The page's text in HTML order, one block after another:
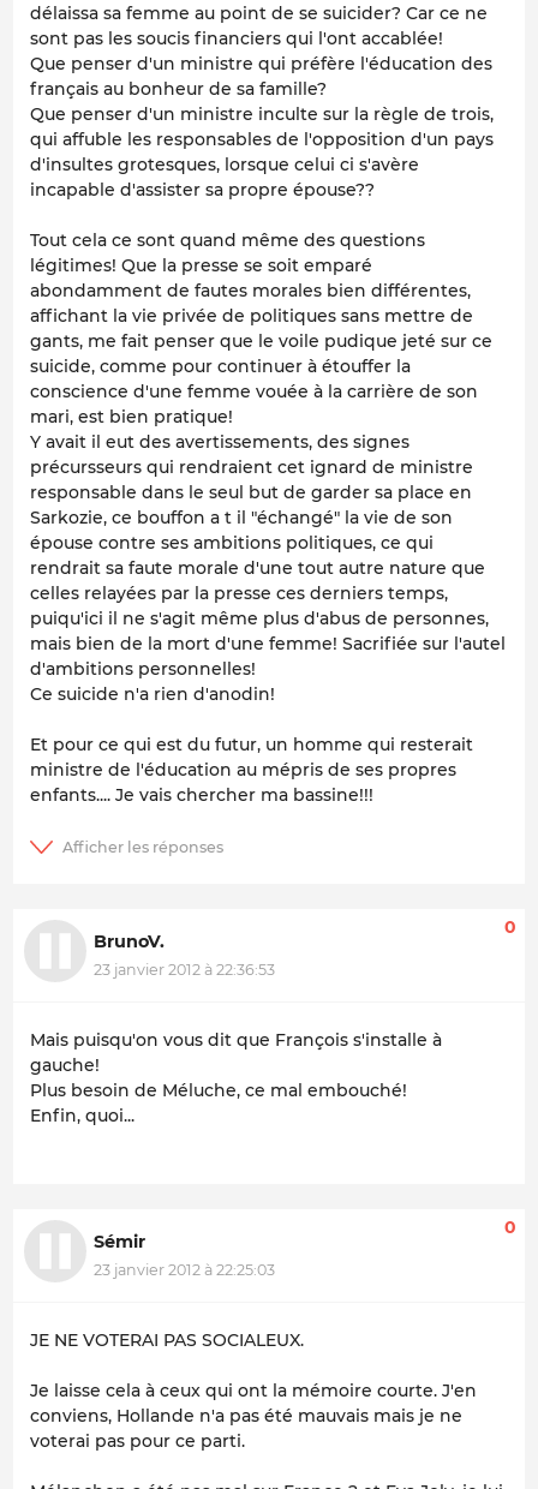
délaissa sa femme au point de se suicider? Car ce ne
sont pas les soucis financiers qui l'ont accablée!
Que penser d'un ministre qui préfère l'éducation des
français au bonheur de sa famille?
Que penser d'un ministre inculte sur la règle de trois,
qui affuble les responsables de l'opposition d'un pays
d'insultes grotesques, lorsque celui ci s'avère
incapable d'assister sa propre épouse??
Tout cela ce sont quand même des questions
légitimes! Que la presse se soit emparé
abondamment de fautes morales bien différentes,
affichant la vie privée de politiques sans mettre de
gants, me fait penser que le voile pudique jeté sur ce
suicide, comme pour continuer à étouffer la
conscience d'une femme vouée à la carrière de son
mari, est bien pratique!
Y avait il eut des avertissements, des signes
précursseurs qui rendraient cet ignard de ministre
responsable dans le seul but de garder sa place en
Sarkozie, ce bouffon a t il "échangé" la vie de son
épouse contre ses ambitions politiques, ce qui
rendrait sa faute morale d'une tout autre nature que
celles relayées par la presse ces derniers temps,
puiqu'ici il ne s'agit même plus d'abus de personnes,
mais bien de la mort d'une femme! Sacrifiée sur l'autel
d'ambitions personnelles!
Ce suicide n'a rien d'anodin!
Et pour ce qui est du futur, un homme qui resterait
ministre de l'éducation au mépris de ses propres
enfants.... Je vais chercher ma bassine!!!
BrunoV.
23 janvier 2012 à 22:36:53
0
Mais puisqu'on vous dit que François s'installe à
gauche!
Plus besoin de Méluche, ce mal embouché!
Enfin, quoi...
Sémir
23 janvier 2012 à 22:25:03
0
JE NE VOTERAI PAS SOCIALEUX.
Je laisse cela à ceux qui ont la mémoire courte. J'en
conviens, Hollande n'a pas été mauvais mais je ne
voterai pas pour ce parti.